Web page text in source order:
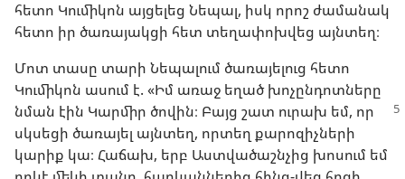
հետո Կումիկոն այցելեց Նեպալ, իսկ որոշ ժամանակ
հետո իր ծառայակցի հետ տեղափոխվեց այնտեղ։
Մոտ տասը տարի Նեպալում ծառայելուց հետո
Կումիկոն ասում է. «Իմ առաջ եղած խոչընդոտները
նման էին Կարմիր ծովին։ Բայց շատ ուրախ եմ, որ
սկսեցի ծառայել այնտեղ, որտեղ քարոզիչների
կարիք կա։ Հաճախ, երբ Աստվածաշնչից խոսում եմ